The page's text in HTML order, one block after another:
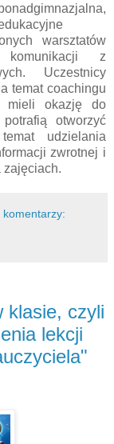
warsztatów
komunikacji z
Uczestnicy
temat coachingu
mieli okazję do
otworzyć
udzielania
zwrotnej i
zajęciach.
komentarzy:
klasie, czyli
lekcji